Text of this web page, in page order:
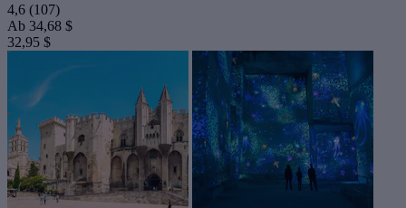
4,6 (107)
Ab 34,68 $
32,95 $